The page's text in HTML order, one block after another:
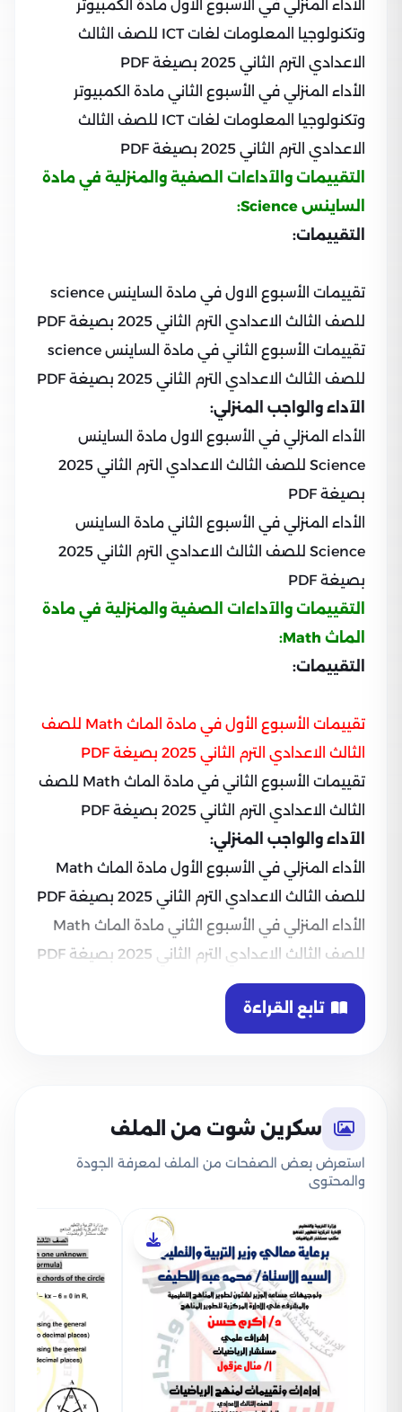
الأداء المنزلي في الأسبوع الأول مادة الكمبيوتر
وتكنولوجيا المعلومات لغات ICT للصف الثالث
الاعدادي الترم الثاني 2025 بصيغة PDF
الأداء المنزلي في الأسبوع الثاني مادة الكمبيوتر
وتكنولوجيا المعلومات لغات ICT للصف الثالث
الاعدادي الترم الثاني 2025 بصيغة PDF
التقييمات والآداءات الصفية والمنزلية في مادة
الساينس Science:
التقييمات:
تقييمات الأسبوع الاول في مادة الساينس science
للصف الثالث الاعدادي الترم الثاني 2025 بصيغة PDF
تقييمات الأسبوع الثاني في مادة الساينس science
للصف الثالث الاعدادي الترم الثاني 2025 بصيغة PDF
الآداء والواجب المنزلي:
الأداء المنزلي في الأسبوع الاول مادة الساينس
Science للصف الثالث الاعدادي الترم الثاني 2025
بصيغة PDF
الأداء المنزلي في الأسبوع الثاني مادة الساينس
Science للصف الثالث الاعدادي الترم الثاني 2025
بصيغة PDF
التقييمات والآداءات الصفية والمنزلية في مادة
الماث Math:
التقييمات:
تقييمات الأسبوع الأول في مادة الماث Math للصف
الثالث الاعدادي الترم الثاني 2025 بصيغة PDF
تقييمات الأسبوع الثاني في مادة الماث Math للصف
الثالث الاعدادي الترم الثاني 2025 بصيغة PDF
الآداء والواجب المنزلي:
الأداء المنزلي في الأسبوع الأول مادة الماث Math
للصف الثالث الاعدادي الترم الثاني 2025 بصيغة PDF
الأداء المنزلي في الأسبوع الثاني مادة الماث Math
للصف الثالث الاعدادي الترم الثاني 2025 بصيغة PDF
تابع القراءة
سكرين شوت من الملف
استعرض بعض الصفحات من الملف لمعرفة الجودة
والمحتوى